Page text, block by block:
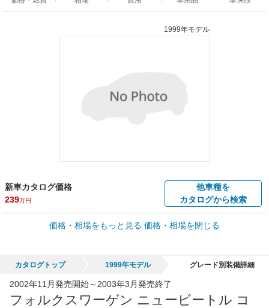
1999年モデル
新車カタログ価格
239万円
他車種を
カタログから検索
車買取価格 *
車買取相場
65,050円
価格・相場をもっと見る 価格・相場を閉じる
カタログトップ 1999年モデル グレード別装備詳細
2002年11月発売開始～2003年3月発売終了
フォルクスワーゲン ニュービートル コ